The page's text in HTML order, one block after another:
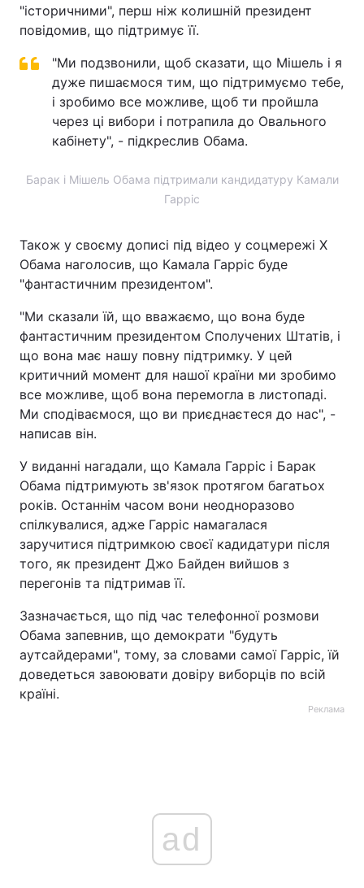
Здоров'я
Цікавинки Погода
Екологія Регіони
Лонгріди
Відео з Youtube Статті
Архів Вакансії
Контакти
Послуги
Тема оформлення
"історичними", перш ніж колишній президент
повідомив, що підтримує її.
"Ми подзвонили, щоб сказати, що Мішель і я
дуже пишаємося тим, що підтримуємо тебе,
і зробимо все можливе, щоб ти пройшла
через ці вибори і потрапила до Овального
кабінету", - підкреслив Обама.
Барак і Мішель Обама підтримали кандидатуру Камали
Гарріс
Також у своєму дописі під відео у соцмережі X
Обама наголосив, що Камала Гарріс буде
"фантастичним президентом".
"Ми сказали їй, що вважаємо, що вона буде
фантастичним президентом Сполучених Штатів, і
що вона має нашу повну підтримку. У цей
критичний момент для нашої країни ми зробимо
все можливе, щоб вона перемогла в листопаді.
Ми сподіваємося, що ви приєднаєтеся до нас", -
написав він.
У виданні нагадали, що Камала Гарріс і Барак
Обама підтримують зв'язок протягом багатьох
років. Останнім часом вони неодноразово
спілкувалися, адже Гарріс намагалася
заручитися підтримкою своєї кадидатури після
того, як президент Джо Байден вийшов з
перегонів та підтримав її.
Зазначається, що під час телефонної розмови
Обама запевнив, що демократи "будуть
аутсайдерами", тому, за словами самої Гарріс, їй
доведеться завоювати довіру виборців по всій
країні.
Реклама
ad